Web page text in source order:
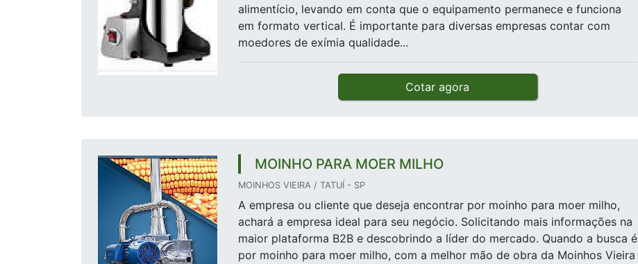
alimentício, levando em conta que o equipamento permanece e funciona
em formato vertical. É importante para diversas empresas contar com
moedores de exímia qualidade...
Cotar agora
MOINHO PARA MOER MILHO
MOINHOS VIEIRA / TATUÍ - SP
A empresa ou cliente que deseja encontrar por moinho para moer milho,
achará a empresa ideal para seu negócio. Solicitando mais informações na
maior plataforma B2B e descobrindo a líder do mercado. Quando a busca é
por moinho para moer milho, com a melhor mão de obra da Moinhos Vieira